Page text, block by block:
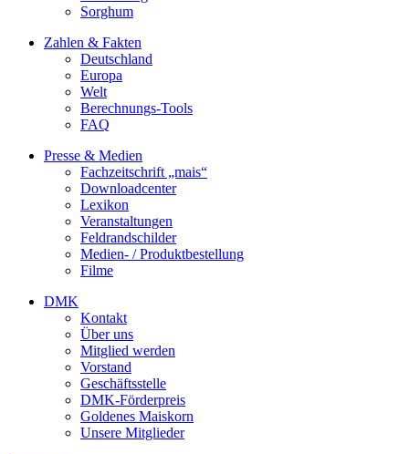
Sorghum
Zahlen & Fakten
Deutschland
Europa
Welt
Berechnungs-Tools
FAQ
Presse & Medien
Fachzeitschrift „mais“
Downloadcenter
Lexikon
Veranstaltungen
Feldrandschilder
Medien- / Produktbestellung
Filme
DMK
Kontakt
Über uns
Mitglied werden
Vorstand
Geschäftsstelle
DMK-Förderpreis
Goldenes Maiskorn
Unsere Mitglieder